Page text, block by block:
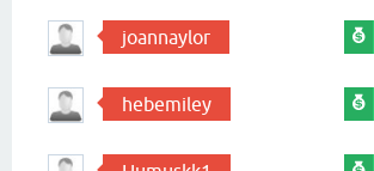
joannaylor
hebemiley